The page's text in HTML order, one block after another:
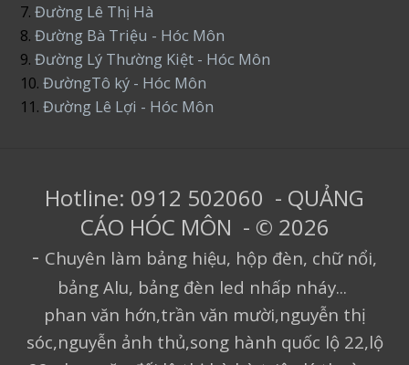
7. Đường Lê Thị Hà
8.Đường Bà Triệu - Hóc Môn
9.Đường Lý Thường Kiệt - Hóc Môn
10.ĐườngTô ký - Hóc Môn
11.Đường Lê Lợi - Hóc Môn
Hotline: 0912 502060 - QUẢNG
CÁO HÓC MÔN - © 2026
- Chuyên làm bảng hiệu, hộp đèn, chữ nổi,
bảng Alu, bảng đèn led nhấp nháy...
phan văn hớn,trần văn mười,nguyễn thị
sóc,nguyễn ảnh thủ,song hành quốc lộ 22,lộ